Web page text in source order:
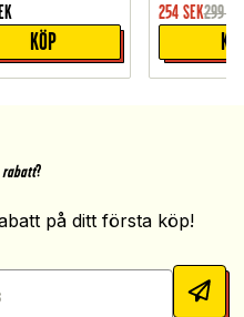
KÖP
254 SEK299
rabatt?
på ditt första köp!